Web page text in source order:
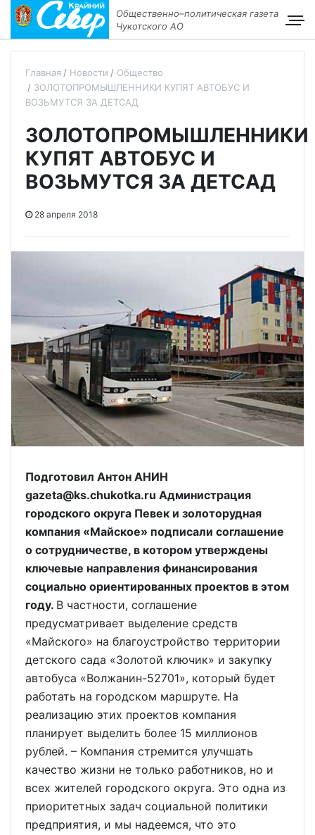
Общественно–политическая газета
Чукотского АО
Главная Новости
Общество
ЗОЛОТОПРОМЫШЛЕННИКИ КУПЯТ АВТОБУС И
ВОЗЬМУТСЯ ЗА ДЕТСАД
ЗОЛОТОПРОМЫШЛЕННИКИ
КУПЯТ АВТОБУС И
ВОЗЬМУТСЯ ЗА ДЕТСАД
28 апреля 2018
Подготовил Антон АНИН
gazeta@ks.chukotka.ru Администрация
городского округа Певек и золоторудная
компания «Майское» подписали соглашение
о сотрудничестве, в котором утверждены
ключевые направления финансирования
социально ориентированных проектов в этом
году. В частности, соглашение
предусматривает выделение средств
«Майского» на благоустройство территории
детского сада «Золотой ключик» и закупку
автобуса «Волжанин-52701», который будет
работать на городском маршруте. На
реализацию этих проектов компания
планирует выделить более 15 миллионов
рублей. – Компания стремится улучшать
качество жизни не только работников, но и
всех жителей городского округа. Это одна из
приоритетных задач социальной политики
предприятия, и мы надеемся, что это